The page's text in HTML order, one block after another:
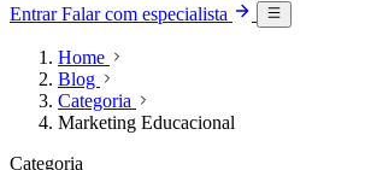
EntrarFalar com especialista
Home
Blog
Categoria
Marketing Educacional
Categoria